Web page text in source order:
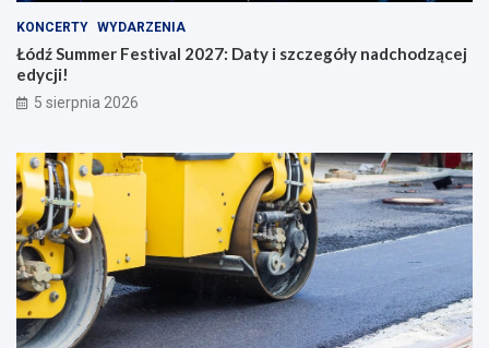
KONCERTY WYDARZENIA
Łódź Summer Festival 2027: Daty i szczegóły nadchodzącej
edycji!
5 sierpnia 2026